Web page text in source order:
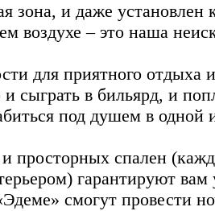
зона, и даже установлен
воздухе – это наша
для приятного отдыха
сыграть в бильярд, и
под душем в одной
просторных спален
гарантируют
смогут провести